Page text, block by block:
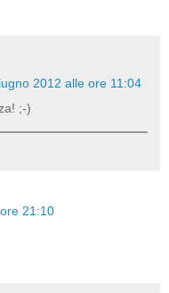
2012 alle ore 11:04
;-)
21:10